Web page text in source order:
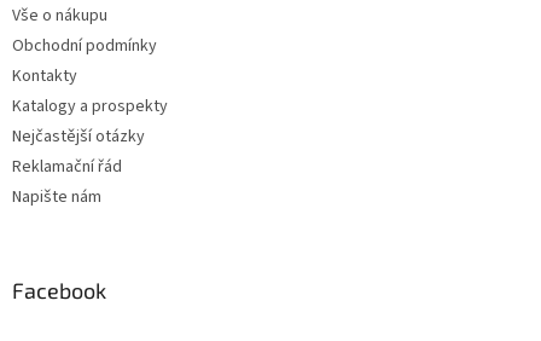
Vše o nákupu
Obchodní podmínky
Kontakty
Katalogy a prospekty
Nejčastější otázky
Reklamační řád
Napište nám
Facebook